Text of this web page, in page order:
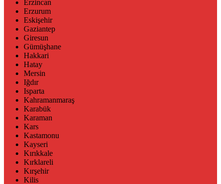
Erzincan
Erzurum
Eskişehir
Gaziantep
Giresun
Gümüşhane
Hakkari
Hatay
Mersin
Iğdır
Isparta
Kahramanmaraş
Karabük
Karaman
Kars
Kastamonu
Kayseri
Kırıkkale
Kırklareli
Kırşehir
Kilis